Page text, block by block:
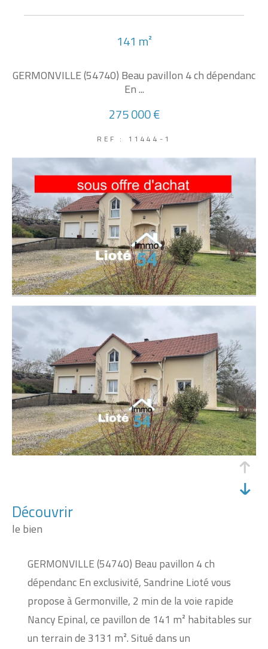
141 m²
GERMONVILLE (54740) Beau pavillon 4 ch dépendanc
En ...
275 000 €
REF : 11444-1
découvrir
le bien
GERMONVILLE (54740) Beau pavillon 4 ch
dépendanc En exclusivité, Sandrine Lioté vous
propose à Germonville, 2 min de la voie rapide
Nancy Epinal, ce pavillon de 141 m² habitables sur
un terrain de 3131 m². Situé dans un